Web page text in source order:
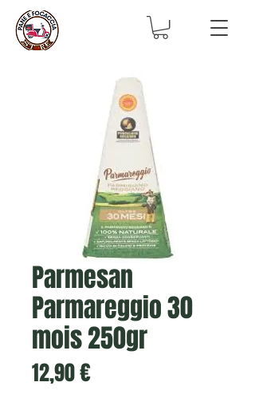
Parmesan
Parmareggio 30
mois 250gr
12,90 €Prix